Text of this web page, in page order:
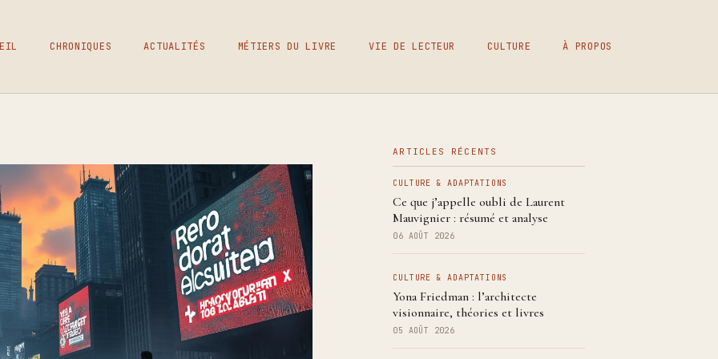
CHRONIQUES ACTUALITÉS MÉTIERS DU LIVRE VIE DE LECTEUR CULTURE À PROPOS
ARTICLES RÉCENTS
CULTURE & ADAPTATIONS
Ce que j’appelle oubli de Laurent
Mauvignier : résumé et analyse
06 AOÛT 2026
CULTURE & ADAPTATIONS
Yona Friedman : l’architecte
visionnaire, théories et livres
05 AOÛT 2026